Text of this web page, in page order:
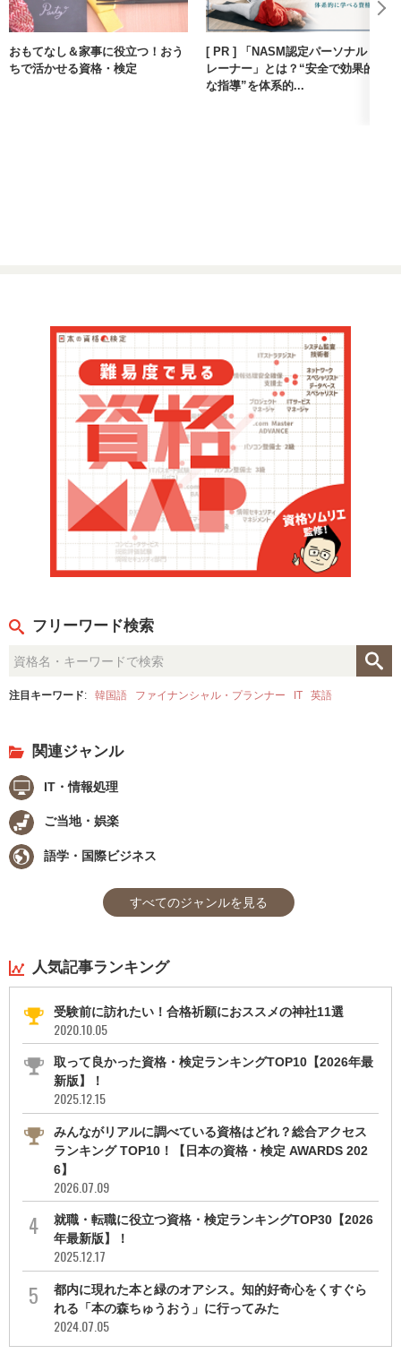
おもてなし＆家事に役立つ！おう
ちで活かせる資格・検定
[ PR ] 「NASM認定パーソナルト
レーナー」とは？“安全で効果的
な指導”を体系的...
フリーワード検索
注目キーワード: 韓国語 ファイナンシャル・プランナー IT 英語
関連ジャンル
IT・情報処理
ご当地・娯楽
語学・国際ビジネス
すべてのジャンルを見る
人気記事ランキング
受験前に訪れたい！合格祈願におススメの神社11選
2020.10.05
取って良かった資格・検定ランキングTOP10【2026年最
新版】！
2025.12.15
みんながリアルに調べている資格はどれ？総合アクセス
ランキング TOP10！【日本の資格・検定 AWARDS 202
6】
2026.07.09
就職・転職に役立つ資格・検定ランキングTOP30【2026
年最新版】！
2025.12.17
都内に現れた本と緑のオアシス。知的好奇心をくすぐら
れる「本の森ちゅうおう」に行ってみた
2024.07.05